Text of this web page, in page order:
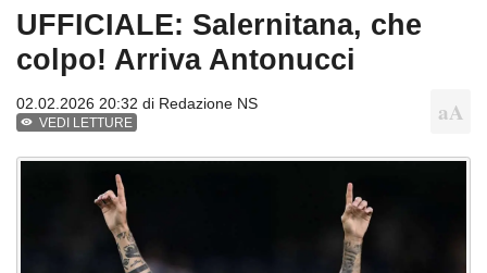
UFFICIALE: Salernitana, che
colpo! Arriva Antonucci
02.02.2026 20:32 di Redazione NS
VEDI LETTURE